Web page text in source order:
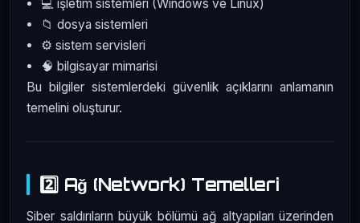
💻 işletim sistemleri (Windows ve Linux)
📁 dosya sistemleri
⚙️ sistem servisleri
🧠 bilgisayar mimarisi
Bu bilgiler sistemlerdeki güvenlik açıklarını anlamanın
temelini oluşturur.
2️⃣ Ağ (Network) Temelleri
Siber saldırıların büyük bölümü ağ altyapıları üzerinden